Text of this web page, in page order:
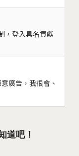
，登入具名貢獻
廣告，我很會、
道吧！